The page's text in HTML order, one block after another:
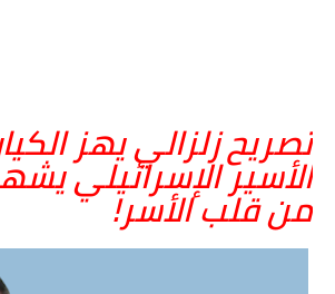
تصريح زلزالي يهز
الأسير الإسرائيلي
من قلب الأسر!